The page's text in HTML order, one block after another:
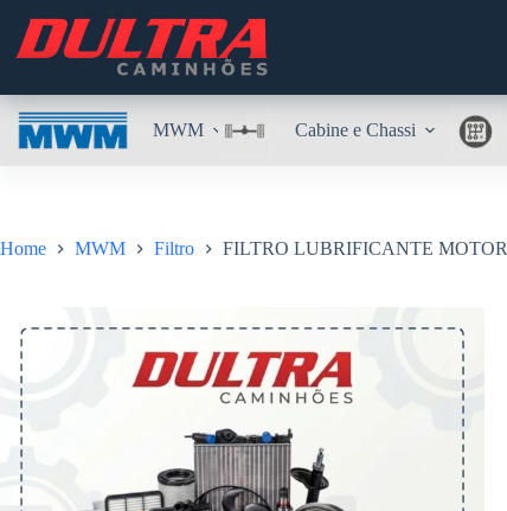
para
MWM Cabine e Chassi
Home MWM Filtro FILTRO LUBRIFICANTE